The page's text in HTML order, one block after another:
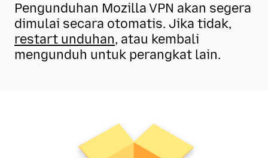
Pengunduhan Mozilla VPN akan segera
dimulai secara otomatis. Jika tidak,
restart unduhan, atau kembali
mengunduh untuk perangkat lain.